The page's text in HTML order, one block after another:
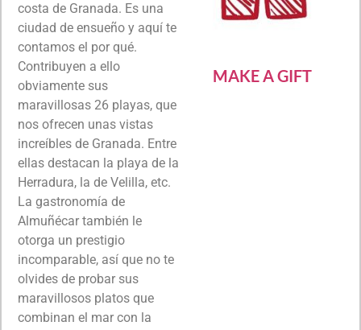
costa de Granada. Es una
ciudad de ensueño y aquí te
contamos el por qué.
Contribuyen a ello
obviamente sus
maravillosas 26 playas, que
nos ofrecen unas vistas
increíbles de Granada. Entre
ellas destacan la playa de la
Herradura, la de Velilla, etc.
La gastronomía de
Almuñécar también le
otorga un prestigio
incomparable, así que no te
olvides de probar sus
maravillosos platos que
combinan el mar con la
MAKE A GIFT